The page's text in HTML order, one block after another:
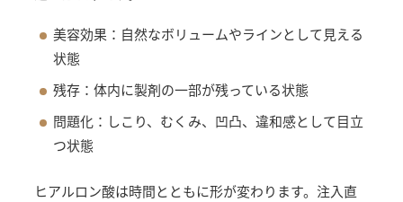
美容効果：自然なボリュームやラインとして見える
状態
残存：体内に製剤の一部が残っている状態
問題化：しこり、むくみ、凹凸、違和感として目立
つ状態
ヒアルロン酸は時間とともに形が変わります。注入直